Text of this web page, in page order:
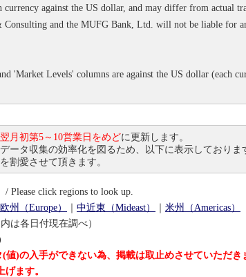
against the US dollar, and may differ from actual
Consulting and the MUFG Bank, Ltd. will not be liable for
'Market Levels' columns are against the US dollar (each
翌月初第5～10営業日をめどに更新します。
ータ収集の効率化を図るため、以下に表示しており
割愛させて頂きます。
click regions to look up.
欧州（Europe） ｜ 中近東（Mideast） ｜ 米州（Americas）
は各日付現在調べ）
)の入手ができない為、掲載は取止めさせていただき
ます。